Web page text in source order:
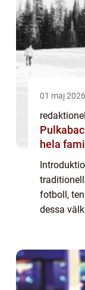
01 maj 2026
redaktionel
Pulkabacke
hela
fotboll,
dessa
artik...